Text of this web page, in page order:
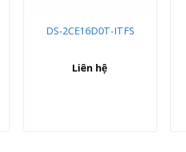
DS-2CE16D0T-ITFS
Liên hệ